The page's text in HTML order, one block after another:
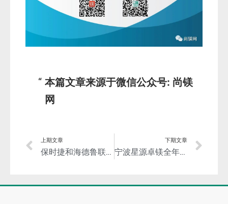
本篇文章来源于微信公众号: 尚镁
网
上期文章
保时捷和海德鲁联手进一步推动实现跑车供应链脱碳
下期文章
宁波星源卓镁全年收入增长23.5%，镁合金压铸件占比57%